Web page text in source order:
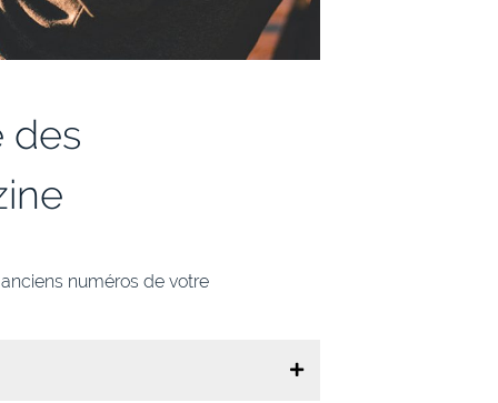
des
numéros de votre